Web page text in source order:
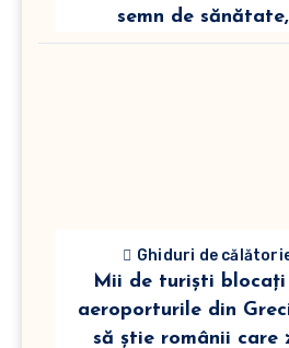
semn de
Ghiduri de
Mii de turiști blocați
aeroporturile din
să știe românii care